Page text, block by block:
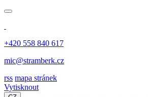
+420 558 840 617
mic@stramberk.cz
rss mapa stránek
Vytisknout